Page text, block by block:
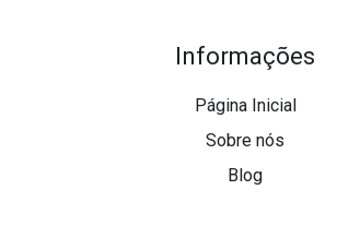
Informações
Página Inicial
Sobre nós
Blog